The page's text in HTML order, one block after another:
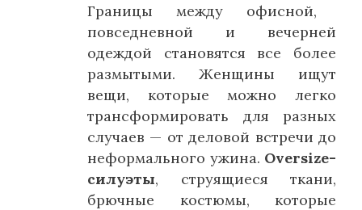
Границы между офисной,
повседневной и вечерней
одеждой становятся все более
размытыми. Женщины ищут
вещи, которые можно легко
трансформировать для разных
случаев — от деловой встречи до
неформального ужина. Oversize-
силуэты, струящиеся ткани,
брючные костюмы, которые